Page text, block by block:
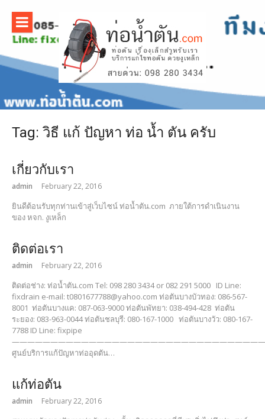
content
บริการ
แก้ไขท่อน้ำ
ตัน ด้วยงู
าตัน.com
Tag: วิธี แก้ ปัญหา ท่อ น้ำ ตัน ครับ
เกี่ยวกับเรา
admin February 22, 2016
ยินดีต้อนรับทุกท่านเข้าสู่เว็บไซน์ ท่อน้ำตัน.com ภายใต้การดำเนินงาน
ของ หจก. งูเหล็ก
ติดต่อเรา
admin February 22, 2016
ติดต่อช่าง: ท่อน้ำตัน.com Tel: 098 280 3434 or 082 291 5000 ID Line:
fixdrain e-mail: t0801677788@yahoo.com ท่อตันบางบัวทอง: 086-567-
8001 ท่อตันบางแค: 087-063-9000 ท่อตันพัทยา: 038-494-428 ท่อตัน
ระยอง: 083-963-0044 ท่อตันชลบุรี: 080-167-1000 ท่อตันบางวัว: 080-167-
7788 ID Line: fixpipe
ศูนย์บริการแก้ปัญหาท่ออุดตัน…
แก้ท่อตัน
admin February 22, 2016